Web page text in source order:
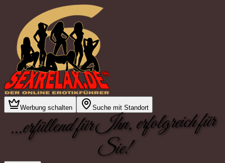
Werbung schalten Suche mit Standort
...erfüllend für Ihn, erfolgreich für
Sie!